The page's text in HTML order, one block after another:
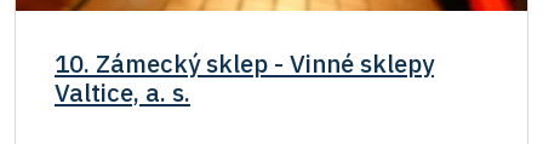
10. Zámecký sklep - Vinné sklepy
Valtice, a. s.